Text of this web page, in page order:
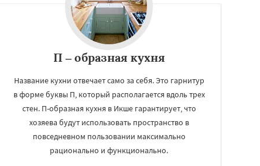
П – образная кухня
Название кухни отвечает само за себя. Это гарнитур
в форме буквы П, который располагается вдоль трех
стен. П-образная кухня в Икше гарантирует, что
хозяева будут использовать пространство в
повседневном пользовании максимально
рационально и функционально.